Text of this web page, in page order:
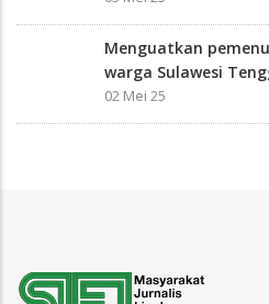
Menguatkan
warga Sulawesi
02 Mei 25